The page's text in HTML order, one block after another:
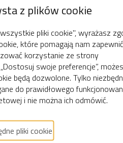
wybrane
.
po czym wybrać
krokiem jest
ustawienia zaczną
z plików cookie
pliki cookie", wyrażasz
które pomagają nam zapewnić
korzystanie ze strony
swoje preferencje”,
będą dozwolone. Tylko
do prawidłowego
i nie można ich odmówić.
pliki cookie